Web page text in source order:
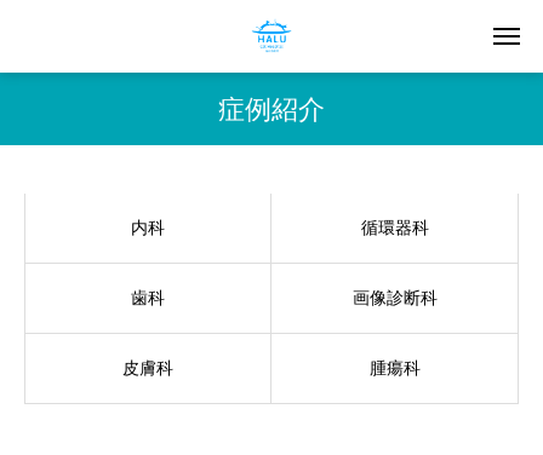
症例紹介
内科 循環器科
歯科 画像診断科
皮膚科 腫瘍科